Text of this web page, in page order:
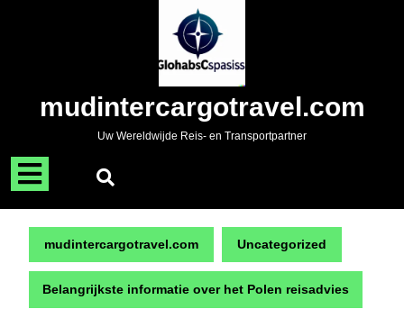
mudintercargotravel.com
Uw Wereldwijde Reis- en Transportpartner
Menu
openen
mudintercargotravel.com Uncategorized
Belangrijkste informatie over het Polen reisadvies